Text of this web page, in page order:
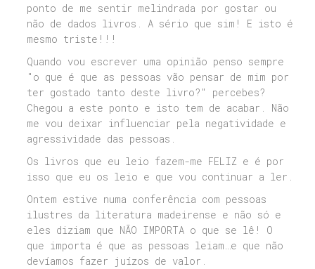
ponto de me sentir melindrada por gostar ou
não de dados livros. A sério que sim! E isto é
mesmo triste!!!
Quando vou escrever uma opinião penso sempre
"o que é que as pessoas vão pensar de mim por
ter gostado tanto deste livro?" percebes?
Chegou a este ponto e isto tem de acabar. Não
me vou deixar influenciar pela negatividade e
agressividade das pessoas.
Os livros que eu leio fazem-me FELIZ e é por
isso que eu os leio e que vou continuar a ler.
Ontem estive numa conferência com pessoas
ilustres da literatura madeirense e não só e
eles diziam que NÃO IMPORTA o que se lê! O
que importa é que as pessoas leiam…e que não
devíamos fazer juízos de valor.